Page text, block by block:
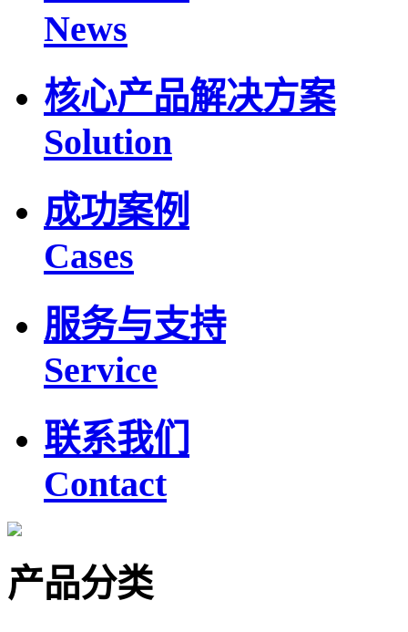
News
核心产品解决方案
Solution
成功案例
Cases
服务与支持
Service
联系我们
Contact
产品分类